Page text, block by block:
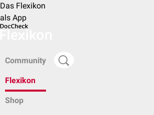
Das Flexikon
als App
Community
Flexikon
Shop